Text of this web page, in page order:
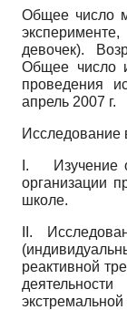
Общее число
девочек).
Общее число
проведения
апрель 2007 г.
Исследование
I.
Изучение
организации
школе.
II.
реактивной
экстремальной